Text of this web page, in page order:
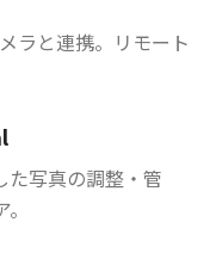
ラと連携。リモート
た写真の調整・管